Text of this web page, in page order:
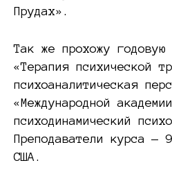
Прудах».
Так же прохожу годовую
«Терапия психической
психоаналитическая
«Международной академии
психодинамический
Преподаватели курса —
США.